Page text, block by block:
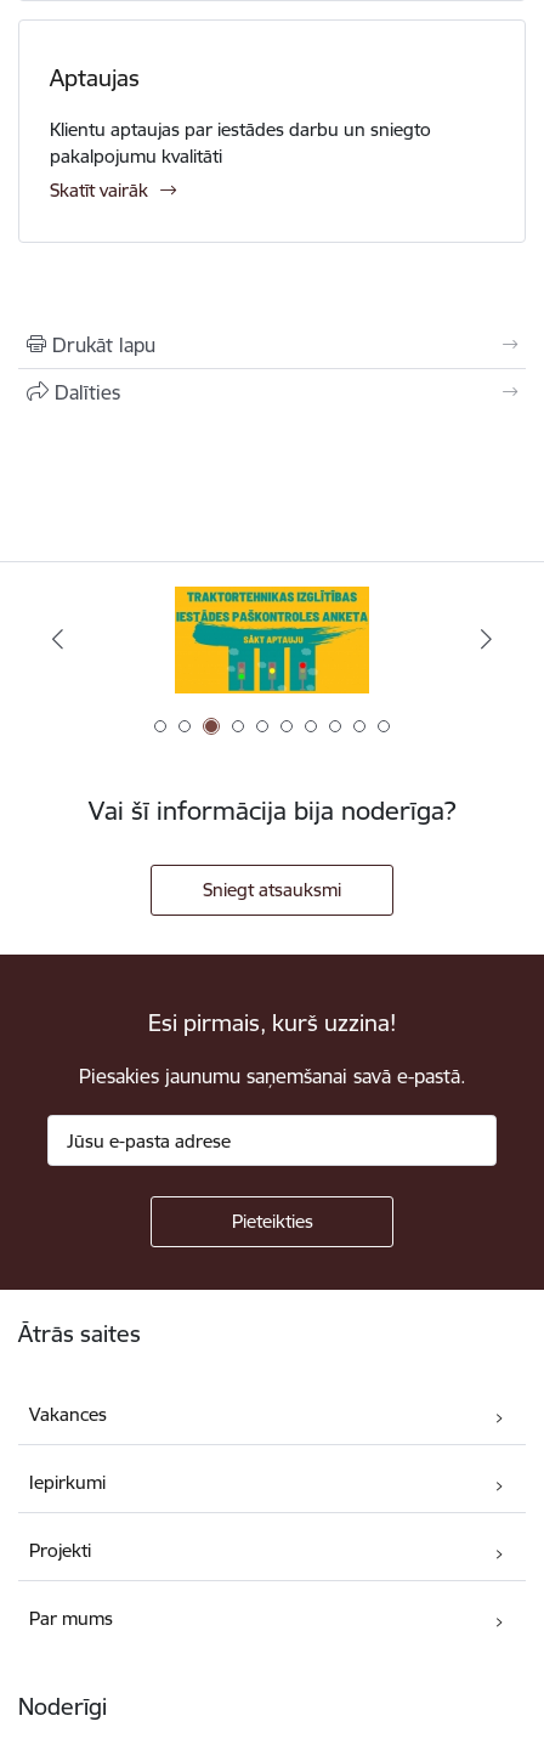
Aptaujas
Klientu aptaujas par iestādes darbu un sniegto
pakalpojumu kvalitāti
Skatīt vairāk
Drukāt lapu
Dalīties
Vai šī informācija bija noderīga?
Sniegt atsauksmi
Esi pirmais, kurš uzzina!
Piesakies jaunumu saņemšanai savā e-pastā.
Ātrās saites
Vakances
Iepirkumi
Projekti
Par mums
Noderīgi